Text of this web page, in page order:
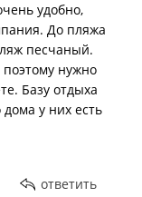
воду
грубила,и
доставленные
сказала ничего
в
кабине
удобно,
До пляжа
песчаный.
нужно
Базу отдыха
у них есть
ответить